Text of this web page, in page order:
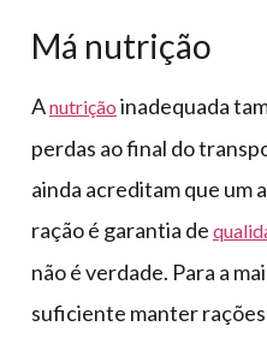
Má nutrição
Anutrição inadequada
perdas ao final do
ainda acreditam que um
ração é garantia de
não é verdade. Para a
suficiente manter